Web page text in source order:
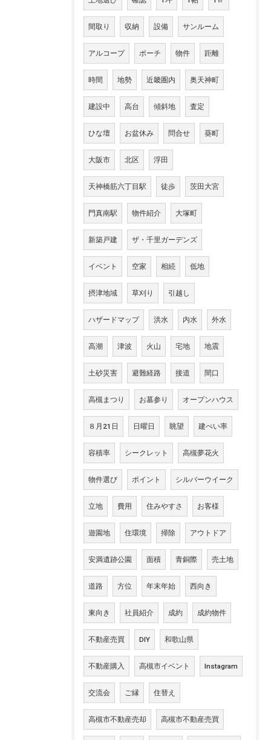
間取り 収納 設備 サンルーム
アルコープ ポーチ 物件 距離
時間 地勢 近畿圏内 奥天神町
建設中 高台 傾斜地 査定
ひな壇 お盆休み 問合せ 葵町
大阪市 北区 浮田
天神橋筋六丁目駅 徒歩 茨田大宮
門真南駅 物件紹介 大塚町
新築戸建 ザ・千里ガーデンズ
イベント 空家 相続 低地
摂津地域 草刈り 引越し
ハザードマップ 洪水 内水 外水
高潮 津波 火山 宅地 地震
土砂災害 避難経路 接道 間口
高槻まつり お墓参り オープンハウス
８月21日 日曜日 眺望 建ぺい率
容積率 シークレット 高槻夢花火
物件選び ポイント シルバーウイーク
立地 費用 住みやすさ お客様
遊園地 住環境 掃除 アウトドア
安満遺跡公園 面積 青銅際 売土地
道路 方位 年末年始 西向き
東向き 社員紹介 成約 成約物件
不動産売買 DIY 和歌山県
不動産購入 高槻市イベント Instagram
交流会 ご縁 住替え
高槻市不動産売却 高槻市不動産売買